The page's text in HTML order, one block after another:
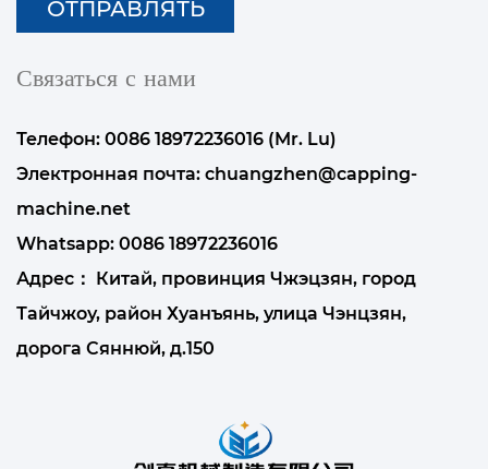
Связаться с нами
Телефон: 0086 18972236016 (Mr. Lu)
Электронная почта: chuangzhen@capping-
machine.net
Whatsapp: 0086 18972236016
Адрес： Китай, провинция Чжэцзян, город
Тайчжоу, район Хуанъянь, улица Чэнцзян,
дорога Сяннюй, д.150